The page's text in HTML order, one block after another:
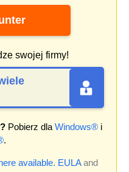
swojej firmy!
Pobierz dla Windows® i
.
available. EULAand